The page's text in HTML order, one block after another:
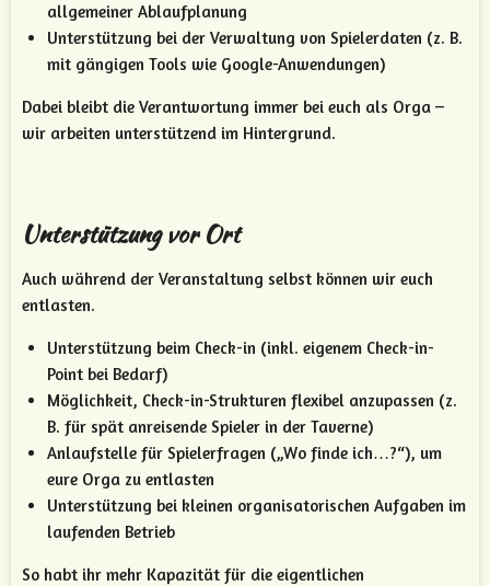
allgemeiner Ablaufplanung
Unterstützung bei der Verwaltung von Spielerdaten (z. B.
mit gängigen Tools wie Google-Anwendungen)
Dabei bleibt die Verantwortung immer bei euch als Orga –
wir arbeiten unterstützend im Hintergrund.
Unterstützung vor Ort
Auch während der Veranstaltung selbst können wir euch
entlasten.
Unterstützung beim Check-in (inkl. eigenem Check-in-
Point bei Bedarf)
Möglichkeit, Check-in-Strukturen flexibel anzupassen (z.
B. für spät anreisende Spieler in der Taverne)
Anlaufstelle für Spielerfragen („Wo finde ich…?“), um
eure Orga zu entlasten
Unterstützung bei kleinen organisatorischen Aufgaben im
laufenden Betrieb
So habt ihr mehr Kapazität für die eigentlichen